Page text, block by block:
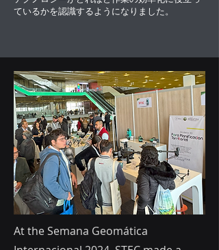
ているかを認識するようになりました。
At the Semana Geomática